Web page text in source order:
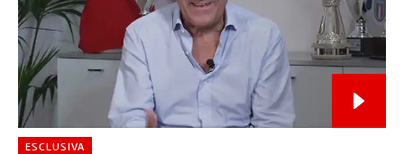
ESCLUSIVA